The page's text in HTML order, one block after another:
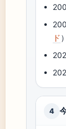
ド ）
4